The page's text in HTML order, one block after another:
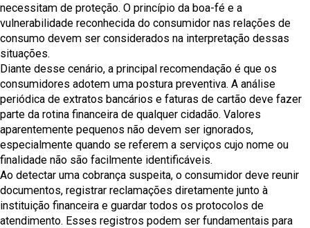
necessitam de proteção. O princípio da boa-fé e a
vulnerabilidade reconhecida do consumidor nas relações de
consumo devem ser considerados na interpretação dessas
situações.
Diante desse cenário, a principal recomendação é que os
consumidores adotem uma postura preventiva. A análise
periódica de extratos bancários e faturas de cartão deve fazer
parte da rotina financeira de qualquer cidadão. Valores
aparentemente pequenos não devem ser ignorados,
especialmente quando se referem a serviços cujo nome ou
finalidade não são facilmente identificáveis.
Ao detectar uma cobrança suspeita, o consumidor deve reunir
documentos, registrar reclamações diretamente junto à
instituição financeira e guardar todos os protocolos de
atendimento. Esses registros podem ser fundamentais para